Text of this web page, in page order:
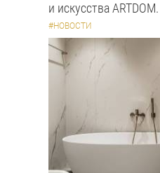
и искусства ARTDOM.
#НОВОСТИ